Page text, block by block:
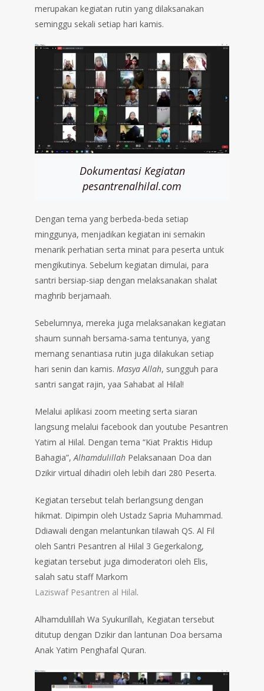
merupakan kegiatan rutin yang dilaksanakan
seminggu sekali setiap hari kamis.
Dokumentasi Kegiatan
pesantrenalhilal.com
Dengan tema yang berbeda-beda setiap
minggunya, menjadikan kegiatan ini semakin
menarik perhatian serta minat para peserta untuk
mengikutinya. Sebelum kegiatan dimulai, para
santri bersiap-siap dengan melaksanakan shalat
maghrib berjamaah.
Sebelumnya, mereka juga melaksanakan kegiatan
shaum sunnah bersama-sama tentunya, yang
memang senantiasa rutin juga dilakukan setiap
hari senin dan kamis. Masya Allah, sungguh para
santri sangat rajin, yaa Sahabat al Hilal!
Melalui aplikasi zoom meeting serta siaran
langsung melalui facebook dan youtube Pesantren
Yatim al Hilal. Dengan tema “Kiat Praktis Hidup
Bahagia”, Alhamdulillah Pelaksanaan Doa dan
Dzikir virtual dihadiri oleh lebih dari 280 Peserta.
Kegiatan tersebut telah berlangsung dengan
hikmat. Dipimpin oleh Ustadz Sapria Muhammad.
Ddiawali dengan melantunkan tilawah QS. Al Fil
oleh Santri Pesantren al Hilal 3 Gegerkalong,
kegiatan tersebut juga dimoderatori oleh Elis,
salah satu staff Markom
Laziswaf Pesantren al Hilal.
Alhamdulillah Wa Syukurillah, Kegiatan tersebut
ditutup dengan Dzikir dan lantunan Doa bersama
Anak Yatim Penghafal Quran.